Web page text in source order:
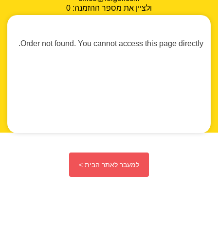
ולציין את מספר ההזמנה: 0
Order not found. You cannot access this page directly.
למעבר לאתר הבית >